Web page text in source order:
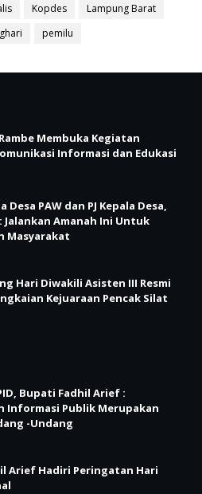
Kopdes
Lampung Barat
pemilu
Membuka Kegiatan
Informasi dan Edukasi
Desa PAW dan PJ Kepala Desa,
Jalankan Amanah Ini Untuk
Masyarakat
Hari Diwakili Asisten III Resmi
Kejuaraan Pencak Silat
Bupati Fadhil Arief :
Informasi Publik Merupakan
-Undang
Arief Hadiri Peringatan Hari